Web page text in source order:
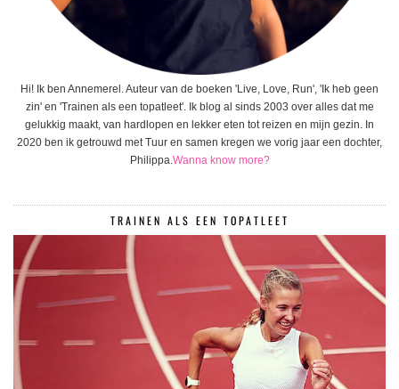
Hi! Ik ben Annemerel. Auteur van de boeken 'Live, Love, Run', 'Ik heb geen
zin' en 'Trainen als een topatleet'. Ik blog al sinds 2003 over alles dat me
gelukkig maakt, van hardlopen en lekker eten tot reizen en mijn gezin. In
2020 ben ik getrouwd met Tuur en samen kregen we vorig jaar een dochter,
Philippa. Wanna know more?
TRAINEN ALS EEN TOPATLEET